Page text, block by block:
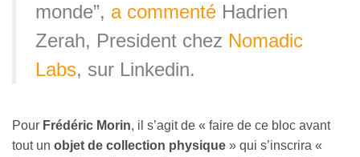
monde”, a commenté Hadrien
Zerah, President chez Nomadic
Labs, sur Linkedin.
Pour Frédéric Morin, il s’agit de « faire de ce bloc avant
tout un objet de collection physique » qui s’inscrira «